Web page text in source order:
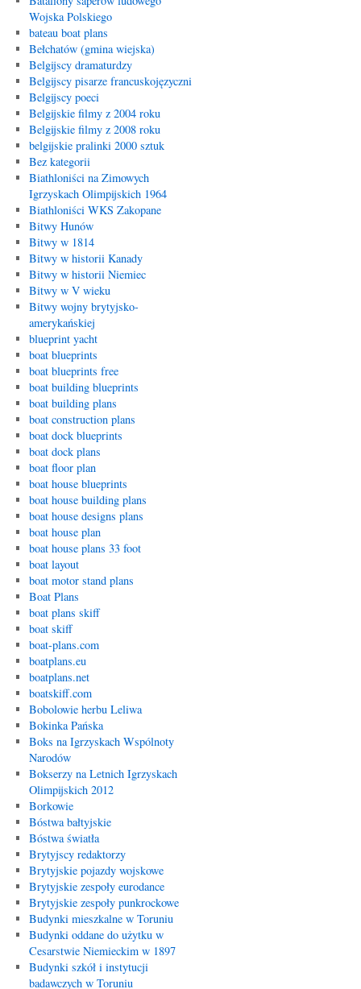
Wojska Polskiego
bateau boat plans
Bełchatów (gmina wiejska)
Belgijscy dramaturdzy
Belgijscy pisarze francuskojęzyczni
Belgijscy poeci
Belgijskie filmy z 2004 roku
Belgijskie filmy z 2008 roku
belgijskie pralinki 2000 sztuk
Bez kategorii
Biathloniści na Zimowych
Igrzyskach Olimpijskich 1964
Biathloniści WKS Zakopane
Bitwy Hunów
Bitwy w 1814
Bitwy w historii Kanady
Bitwy w historii Niemiec
Bitwy w V wieku
Bitwy wojny brytyjsko-
amerykańskiej
blueprint yacht
boat blueprints
boat blueprints free
boat building blueprints
boat building plans
boat construction plans
boat dock blueprints
boat dock plans
boat floor plan
boat house blueprints
boat house building plans
boat house designs plans
boat house plan
boat house plans 33 foot
boat layout
boat motor stand plans
Boat Plans
boat plans skiff
boat skiff
boat-plans.com
boatplans.eu
boatplans.net
boatskiff.com
Bobolowie herbu Leliwa
Bokinka Pańska
Boks na Igrzyskach Wspólnoty
Narodów
Bokserzy na Letnich Igrzyskach
Olimpijskich 2012
Borkowie
Bóstwa bałtyjskie
Bóstwa światła
Brytyjscy redaktorzy
Brytyjskie pojazdy wojskowe
Brytyjskie zespoły eurodance
Brytyjskie zespoły punkrockowe
Budynki mieszkalne w Toruniu
Budynki oddane do użytku w
Cesarstwie Niemieckim w 1897
Budynki szkół i instytucji
badawczych w Toruniu